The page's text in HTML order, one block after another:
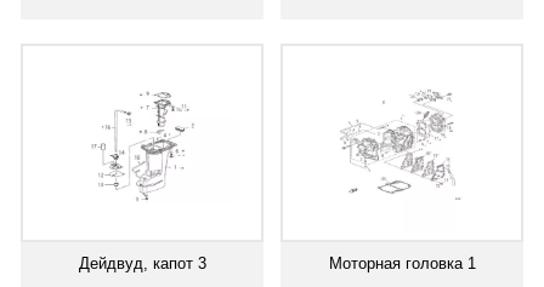
Дейдвуд, капот 3 Моторная головка 1